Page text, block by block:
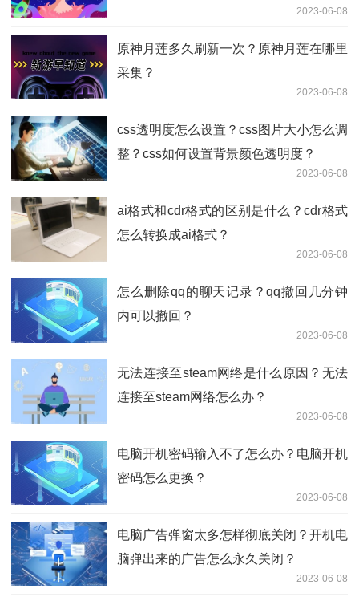
2023-06-08
原神月莲多久刷新一次？原神月莲在哪里
采集？
2023-06-08
css透明度怎么设置？css图片大小怎么调
整？css如何设置背景颜色透明度？
2023-06-08
ai格式和cdr格式的区别是什么？cdr格式
怎么转换成ai格式？
2023-06-08
怎么删除qq的聊天记录？qq撤回几分钟
内可以撤回？
2023-06-08
无法连接至steam网络是什么原因？无法
连接至steam网络怎么办？
2023-06-08
电脑开机密码输入不了怎么办？电脑开机
密码怎么更换？
2023-06-08
电脑广告弹窗太多怎样彻底关闭？开机电
脑弹出来的广告怎么永久关闭？
2023-06-08